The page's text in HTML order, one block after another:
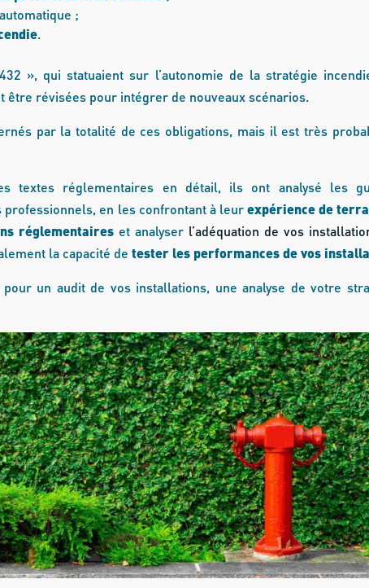
;
.
», qui statuaient sur l’autonomie de la stratégie
être révisées pour intégrer de nouveaux scénarios.
par la totalité de ces obligations, mais il est très
textes réglementaires en détail, ils ont analysé les
professionnels, en les confrontant à leurexpérience de
réglementaires et analyser l’adéquation de vos
la capacité de tester les performances de vos
pour un audit de vos installations, une analyse de votre